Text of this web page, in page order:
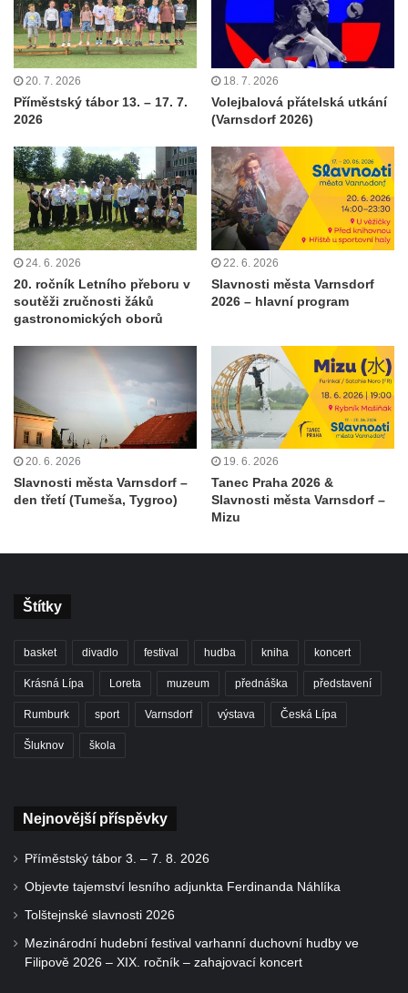
20. 7. 2026
Příměstský tábor 13. – 17. 7.
2026
18. 7. 2026
Volejbalová přátelská utkání
(Varnsdorf 2026)
24. 6. 2026
20. ročník Letního přeboru v
soutěži zručnosti žáků
gastronomických oborů
22. 6. 2026
Slavnosti města Varnsdorf
2026 – hlavní program
20. 6. 2026
Slavnosti města Varnsdorf –
den třetí (Tumeša, Tygroo)
19. 6. 2026
Tanec Praha 2026 &
Slavnosti města Varnsdorf –
Mizu
Štítky
basket divadlo festival hudba kniha koncert
Krásná Lípa Loreta muzeum přednáška představení
Rumburk sport Varnsdorf výstava Česká Lípa
Šluknov škola
Nejnovější příspěvky
Příměstský tábor 3. – 7. 8. 2026
Objevte tajemství lesního adjunkta Ferdinanda Náhlíka
Tolštejnské slavnosti 2026
Mezinárodní hudební festival varhanní duchovní hudby ve
Filipově 2026 – XIX. ročník – zahajovací koncert